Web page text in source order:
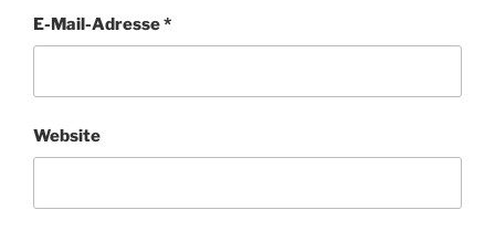
E-Mail-Adresse*
Website